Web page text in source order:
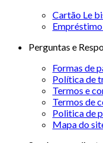
Cartão Le
Perguntas e
Formas de
Política de
Termos e
Termos de
Politica de
Mapa do